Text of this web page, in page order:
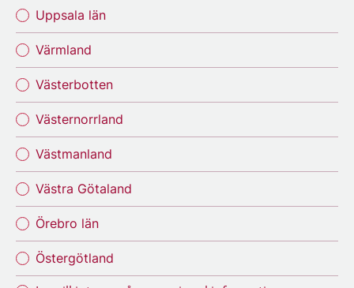
Uppsala län
Värmland
Västerbotten
Västernorrland
Västmanland
Västra Götaland
Örebro län
Östergötland